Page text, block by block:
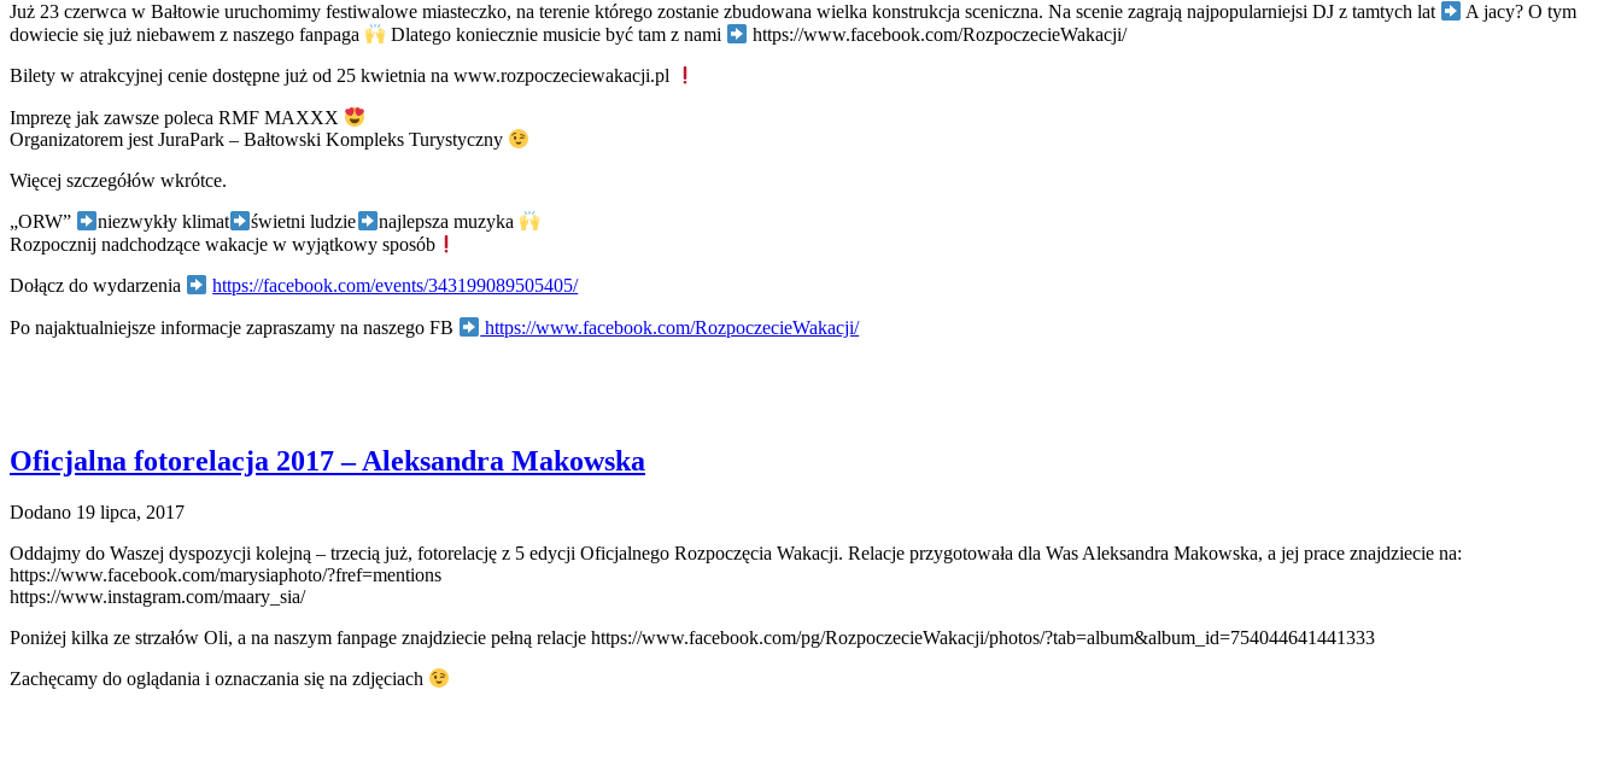
Już 23 czerwca w Bałtowie uruchomimy festiwalowe miasteczko, na terenie którego zostanie zbudowana wielka konstrukcja sceniczna. Na scenie zagrają najpopularniejsi DJ z tamtych lat
A jacy? O tym
dowiecie się już niebawem z naszego fanpaga
Dlatego koniecznie musicie być tam z nami https://www.facebook.com/RozpoczecieWakacji/
Bilety w atrakcyjnej cenie dostępne już od 25 kwietnia na www.rozpoczeciewakacji.pl
Imprezę jak zawsze poleca RMF MAXXX
Organizatorem jest JuraPark – Bałtowski Kompleks Turystyczny
Więcej szczegółów wkrótce.
„ORW” niezwykły klimat świetni ludzie
najlepsza muzyka
Rozpocznij nadchodzące wakacje w wyjątkowy sposób
Dołącz do wydarzenia https://facebook.com/events/343199089505405/
Po najaktualniejsze informacje zapraszamy na naszego FB https://www.facebook.com/RozpoczecieWakacji/
Oficjalna fotorelacja 2017 – Aleksandra Makowska
Dodano 19 lipca, 2017
Oddajmy do Waszej dyspozycji kolejną – trzecią już, fotorelację z 5 edycji Oficjalnego Rozpoczęcia Wakacji. Relacje przygotowała dla Was Aleksandra Makowska, a jej prace znajdziecie na:
https://www.facebook.com/marysiaphoto/?fref=mentions
https://www.instagram.com/maary_sia/
Poniżej kilka ze strzałów Oli, a na naszym fanpage znajdziecie pełną relacje https://www.facebook.com/pg/RozpoczecieWakacji/photos/?tab=album&album_id=754044641441333
Zachęcamy do oglądania i oznaczania się na zdjęciach